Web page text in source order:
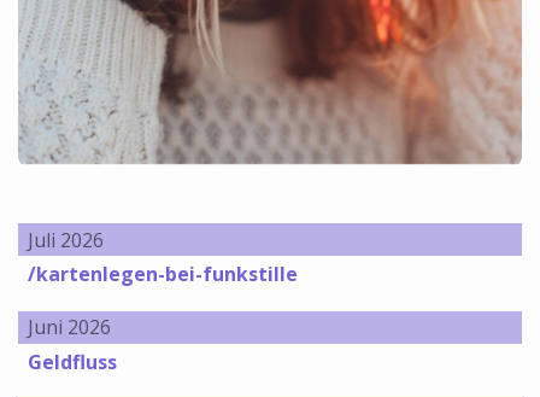
Juli 2026
/kartenlegen-bei-funkstille
Juni 2026
Geldfluss